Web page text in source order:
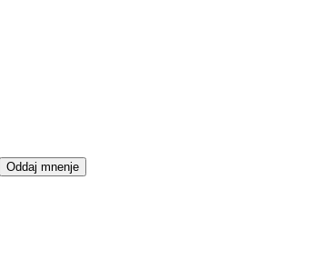
Oddaj mnenje